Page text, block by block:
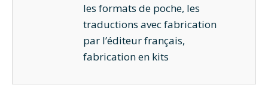
les formats de poche, les
traductions avec fabrication
par l’éditeur français,
fabrication en kits